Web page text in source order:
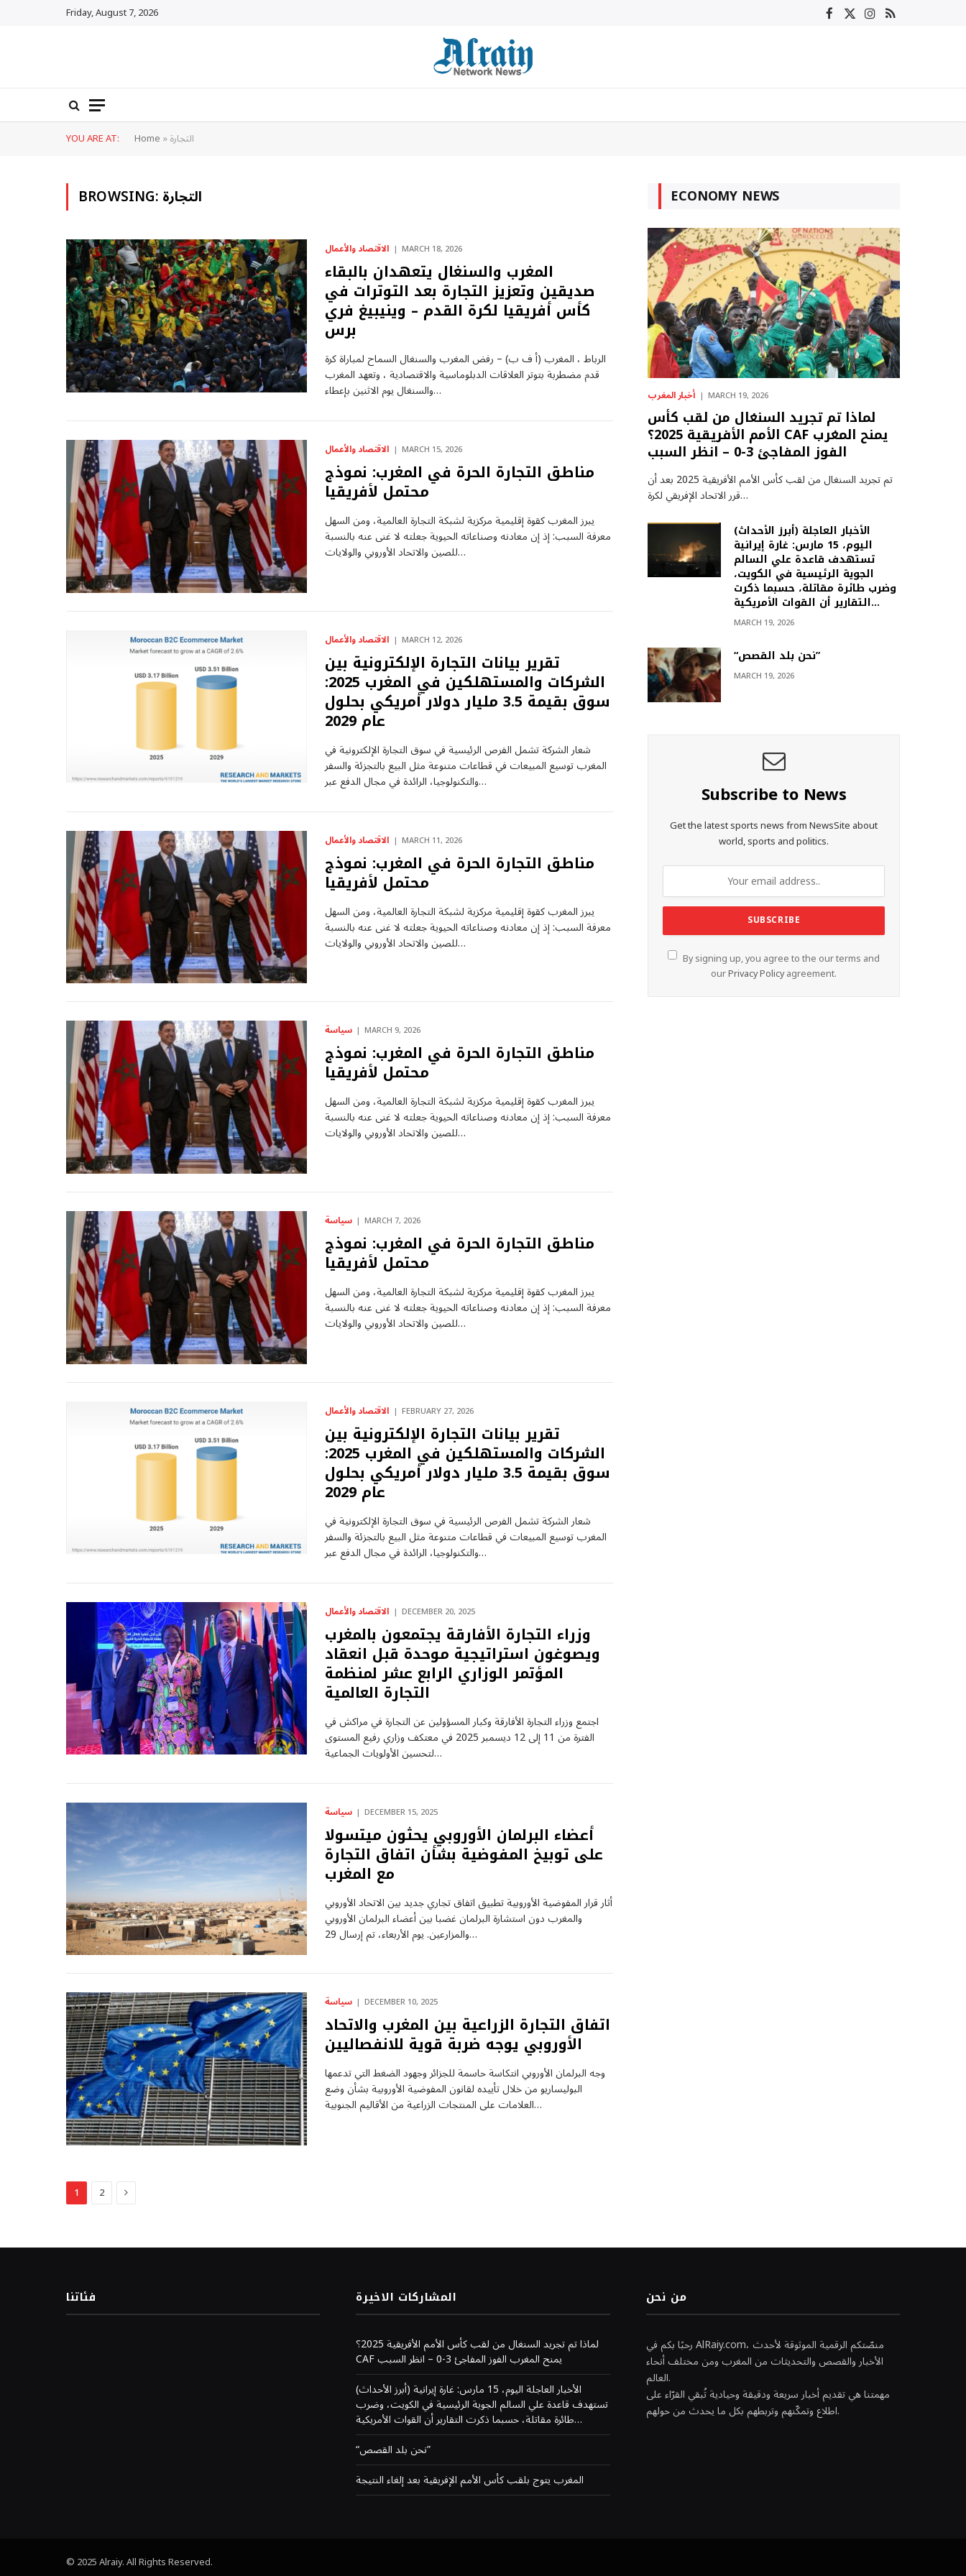
Friday, August 7, 2026 Facebook
X Instagram
RSS
YOU ARE AT: Home»التجارة
BROWSING:التجارة
الاقتصاد والأعمال MARCH 18, 2026
المغرب والسنغال يتعهدان بالبقاء
صديقين وتعزيز التجارة بعد التوترات في
كأس أفريقيا لكرة القدم – وينيبيغ فري
برس
الرباط ، المغرب (أ ف ب) – رفض المغرب والسنغال السماح لمباراة كرة
قدم مضطربة بتوتر العلاقات الدبلوماسية والاقتصادية ، وتعهد المغرب
والسنغال يوم الاثنين بإعطاء…
الاقتصاد والأعمال MARCH 15, 2026
مناطق التجارة الحرة في المغرب: نموذج
محتمل لأفريقيا
يبرز المغرب كقوة إقليمية مركزية لشبكة التجارة العالمية، ومن السهل
معرفة السبب: إذ إن معادنه وصناعاته الحيوية جعلته لا غنى عنه بالنسبة
للصين والاتحاد الأوروبي والولايات…
الاقتصاد والأعمال MARCH 12, 2026
تقرير بيانات التجارة الإلكترونية بين
الشركات والمستهلكين في المغرب 2025:
سوق بقيمة 3.5 مليار دولار أمريكي بحلول
عام 2029
شعار الشركة تشمل الفرص الرئيسية في سوق التجارة الإلكترونية في
المغرب توسيع المبيعات في قطاعات متنوعة مثل البيع بالتجزئة والسفر
والتكنولوجيا، الرائدة في مجال الدفع عبر…
الاقتصاد والأعمال MARCH 11, 2026
مناطق التجارة الحرة في المغرب: نموذج
محتمل لأفريقيا
يبرز المغرب كقوة إقليمية مركزية لشبكة التجارة العالمية، ومن السهل
معرفة السبب: إذ إن معادنه وصناعاته الحيوية جعلته لا غنى عنه بالنسبة
للصين والاتحاد الأوروبي والولايات…
سياسة MARCH 9, 2026
مناطق التجارة الحرة في المغرب: نموذج
محتمل لأفريقيا
يبرز المغرب كقوة إقليمية مركزية لشبكة التجارة العالمية، ومن السهل
معرفة السبب: إذ إن معادنه وصناعاته الحيوية جعلته لا غنى عنه بالنسبة
للصين والاتحاد الأوروبي والولايات…
سياسة MARCH 7, 2026
مناطق التجارة الحرة في المغرب: نموذج
محتمل لأفريقيا
يبرز المغرب كقوة إقليمية مركزية لشبكة التجارة العالمية، ومن السهل
معرفة السبب: إذ إن معادنه وصناعاته الحيوية جعلته لا غنى عنه بالنسبة
للصين والاتحاد الأوروبي والولايات…
الاقتصاد والأعمال FEBRUARY 27, 2026
تقرير بيانات التجارة الإلكترونية بين
الشركات والمستهلكين في المغرب 2025:
سوق بقيمة 3.5 مليار دولار أمريكي بحلول
عام 2029
شعار الشركة تشمل الفرص الرئيسية في سوق التجارة الإلكترونية في
المغرب توسيع المبيعات في قطاعات متنوعة مثل البيع بالتجزئة والسفر
والتكنولوجيا، الرائدة في مجال الدفع عبر…
الاقتصاد والأعمال DECEMBER 20, 2025
وزراء التجارة الأفارقة يجتمعون بالمغرب
ويصوغون استراتيجية موحدة قبل انعقاد
المؤتمر الوزاري الرابع عشر لمنظمة
التجارة العالمية
اجتمع وزراء التجارة الأفارقة وكبار المسؤولين عن التجارة في مراكش في
الفترة من 11 إلى 12 ديسمبر 2025 في معتكف وزاري رفيع المستوى
لتحسين الأولويات الجماعية…
سياسة DECEMBER 15, 2025
أعضاء البرلمان الأوروبي يحثون ميتسولا
على توبيخ المفوضية بشأن اتفاق التجارة
مع المغرب
أثار قرار المفوضية الأوروبية تطبيق اتفاق تجاري جديد بين الاتحاد الأوروبي
والمغرب دون استشارة البرلمان غضبا بين أعضاء البرلمان الأوروبي
والمزارعين. يوم الأربعاء، تم إرسال 29…
سياسة DECEMBER 10, 2025
اتفاق التجارة الزراعية بين المغرب والاتحاد
الأوروبي يوجه ضربة قوية للانفصاليين
وجه البرلمان الأوروبي انتكاسة حاسمة للجزائر وجهود الضغط التي تدعمها
البوليساريو من خلال تأييده لقانون المفوضية الأوروبية بشأن وضع
العلامات على المنتجات الزراعية من الأقاليم الجنوبية…
1 2 Next
ECONOMY NEWS
أخبار المغرب MARCH 19, 2026
لماذا تم تجريد السنغال من لقب كأس
الأمم الأفريقية 2025؟ CAF يمنح المغرب
الفوز المفاجئ 3-0 – انظر السبب
تم تجريد السنغال من لقب كأس الأمم الأفريقية 2025 بعد أن
قرر الاتحاد الإفريقي لكرة…
(أبرز الأحداث) الأخبار العاجلة
اليوم، 15 مارس: غارة إيرانية
تستهدف قاعدة علي السالم
الجوية الرئيسية في الكويت،
وضرب طائرة مقاتلة، حسبما ذكرت
التقارير أن القوات الأمريكية…
MARCH 19, 2026
“نحن بلد القصص”
MARCH 19, 2026
Subscribe to News
Get the latest sports news from NewsSite about
world, sports and politics.
By signing up, you agree to the our terms and
ourPrivacy Policyagreement.
فئاتنا المشاركات الاخيرة
لماذا تم تجريد السنغال من لقب كأس الأمم الأفريقية 2025؟
CAF يمنح المغرب الفوز المفاجئ 3-0 – انظر السبب
(أبرز الأحداث) الأخبار العاجلة اليوم، 15 مارس: غارة إيرانية
تستهدف قاعدة علي السالم الجوية الرئيسية في الكويت، وضرب
طائرة مقاتلة، حسبما ذكرت التقارير أن القوات الأمريكية…
“نحن بلد القصص”
المغرب يتوج بلقب كأس الأمم الإفريقية بعد إلغاء النتيجة
من نحن
رحبًا بكم في AlRaiy.com، منصّتكم الرقمية الموثوقة لأحدث
الأخبار والقصص والتحديثات من المغرب ومن مختلف أنحاء
العالم.
مهمتنا هي تقديم أخبار سريعة ودقيقة وحيادية تُبقي القرّاء على
اطلاع وتمكّنهم وتربطهم بكل ما يحدث من حولهم.
© 2025 Alraiy. All Rights Reserved.